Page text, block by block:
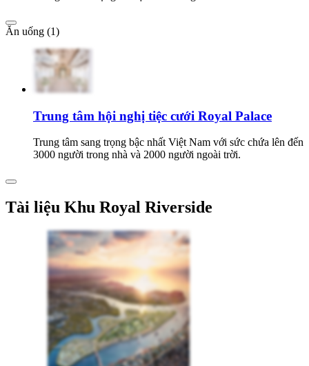
Ăn uống (1)
Trung tâm hội nghị tiệc cưới Royal Palace
Trung tâm sang trọng bậc nhất Việt Nam với sức chứa lên đến
3000 người trong nhà và 2000 người ngoài trời.
Tài liệu Khu Royal Riverside